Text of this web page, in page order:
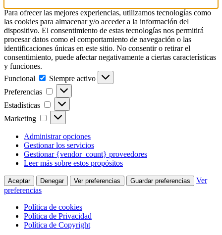
Para ofrecer las mejores experiencias, utilizamos tecnologías como
las cookies para almacenar y/o acceder a la información del
dispositivo. El consentimiento de estas tecnologías nos permitirá
procesar datos como el comportamiento de navegación o las
identificaciones únicas en este sitio. No consentir o retirar el
consentimiento, puede afectar negativamente a ciertas características
y funciones.
Funcional
Funcional
Siempre activo
Preferencias
Preferencias
Estadísticas Estadísticas
Marketing Marketing
Administrar opciones
Gestionar los servicios
Gestionar {vendor_count} proveedores
Leer más sobre estos propósitos
Aceptar Denegar Ver preferencias Guardar preferencias
Ver
preferencias
Política de cookies
Política de Privacidad
Política de Copyright